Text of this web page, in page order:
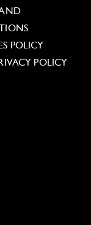
AND
POLICY
POLICY